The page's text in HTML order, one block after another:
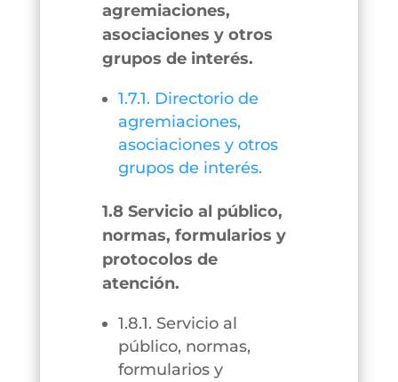
agremiaciones,
asociaciones y otros
grupos de interés.
1.7.1. Directorio de
agremiaciones,
asociaciones y otros
grupos de interés.
1.8 Servicio al público,
normas, formularios y
protocolos de
atención.
1.8.1. Servicio al
público, normas,
formularios y